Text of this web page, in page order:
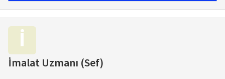
İ
İmalat Uzmanı (Sef)